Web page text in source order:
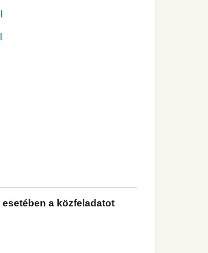
a közfeladatot